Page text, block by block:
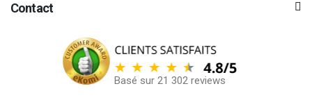
Contact
Basé sur 21 302 reviews